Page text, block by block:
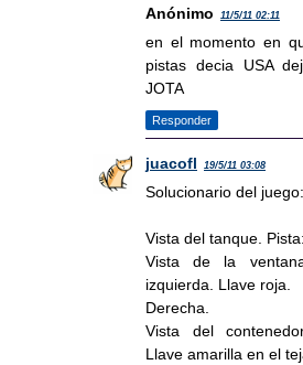
Anónimo 11/5/11 02:11
en el momento en
pistas decia USA
JOTA
Responder
juacofl 19/5/11 03:08
Solucionario del juego:
Vista del tanque.
Vista de la
izquierda. Llave roja.
Derecha.
Vista del
Llave amarilla en el